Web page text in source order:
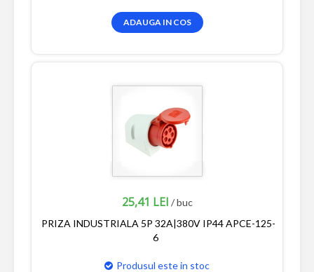
ADAUGA IN COS
25,41 LEI / buc
PRIZA INDUSTRIALA 5P 32A|380V IP44 APCE-125-
6
Produsul este in stoc